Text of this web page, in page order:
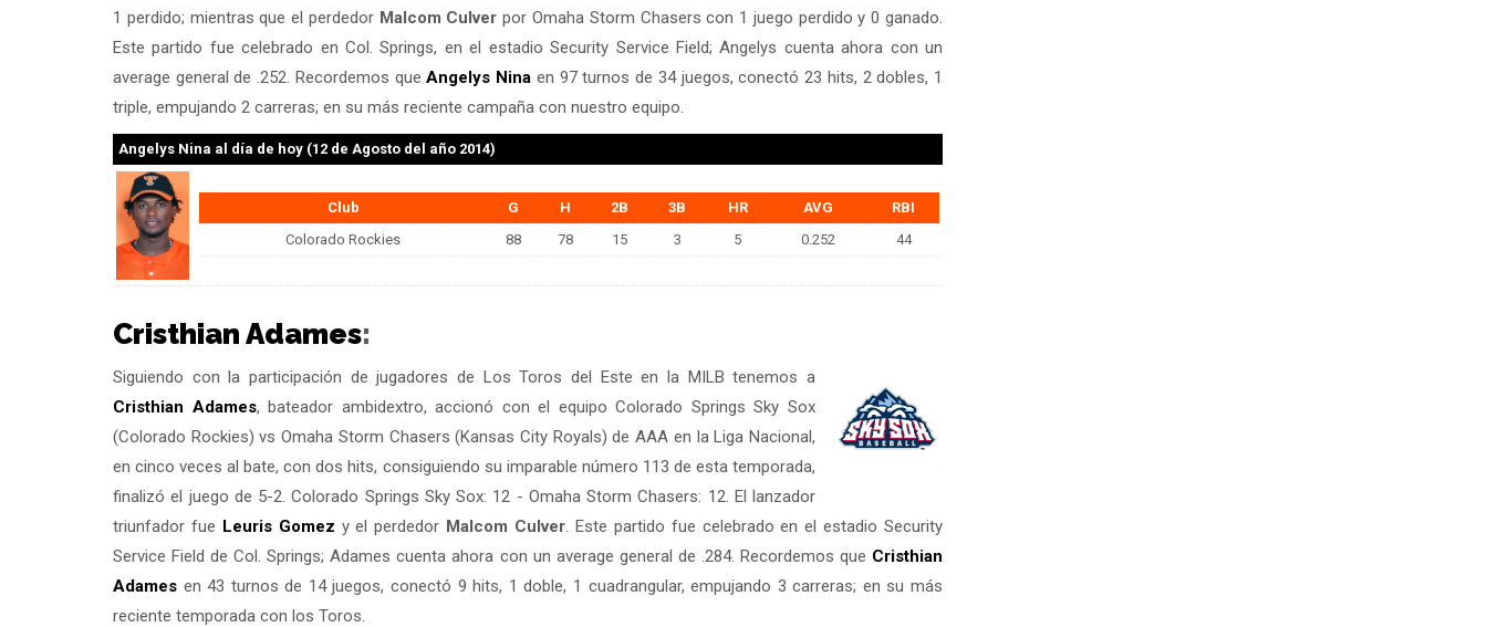
1 perdido; mientras que el perdedor Malcom Culver por Omaha Storm Chasers con 1 juego perdido y 0 ganado.
Este partido fue celebrado en Col. Springs, en el estadio Security Service Field; Angelys cuenta ahora con un
average general de .252. Recordemos queAngelys Nina en 97 turnos de 34 juegos, conectó 23 hits, 2 dobles, 1
triple, empujando 2 carreras; en su más reciente campaña con nuestro equipo.
Angelys Nina al día de hoy (12 de Agosto del año 2014)
Club G H 2B 3B HR AVG
RBI
Colorado Rockies
88 78 15 3 5 0.252 44
Cristhian Adames:
Siguiendo con la participación de jugadores de Los Toros del Este en la MILB tenemos a
Cristhian Adames, bateador ambidextro, accionó con el equipo Colorado Springs Sky Sox
(Colorado Rockies) vs Omaha Storm Chasers (Kansas City Royals) de AAA en la Liga Nacional,
en cinco veces al bate, con dos hits, consiguiendo su imparable número 113 de esta temporada,
finalizó el juego de 5-2. Colorado Springs Sky Sox: 12 - Omaha Storm Chasers: 12. El lanzador
triunfador fue Leuris Gomez y el perdedor Malcom Culver . Este partido fue celebrado en el estadio Security
Service Field de Col. Springs; Adames cuenta ahora con un average general de .284. Recordemos que Cristhian
Adames en 43 turnos de 14 juegos, conectó 9 hits, 1 doble, 1 cuadrangular, empujando 3 carreras; en su más
reciente temporada con los Toros.